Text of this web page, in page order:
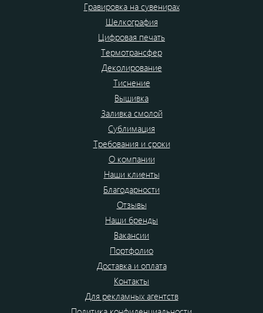
Гравировка на сувенирах
Шелкография
Цифровая печать
Термотрансфер
Деколирование
Тиснение
Вышивка
Заливка смолой
Сублимация
Требования и сроки
О компании
Наши клиенты
Благодарности
Отзывы
Наши бренды
Вакансии
Портфолио
Доставка и оплата
Контакты
Для рекламных агентств